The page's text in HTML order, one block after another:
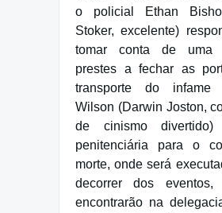
o policial Ethan
Stoker, excelente)
tomar conta de uma
prestes a fechar as
transporte do infame
Wilson (Darwin Joston,
de cinismo
penitenciária para o
morte, onde será
decorrer dos
encontrarão na